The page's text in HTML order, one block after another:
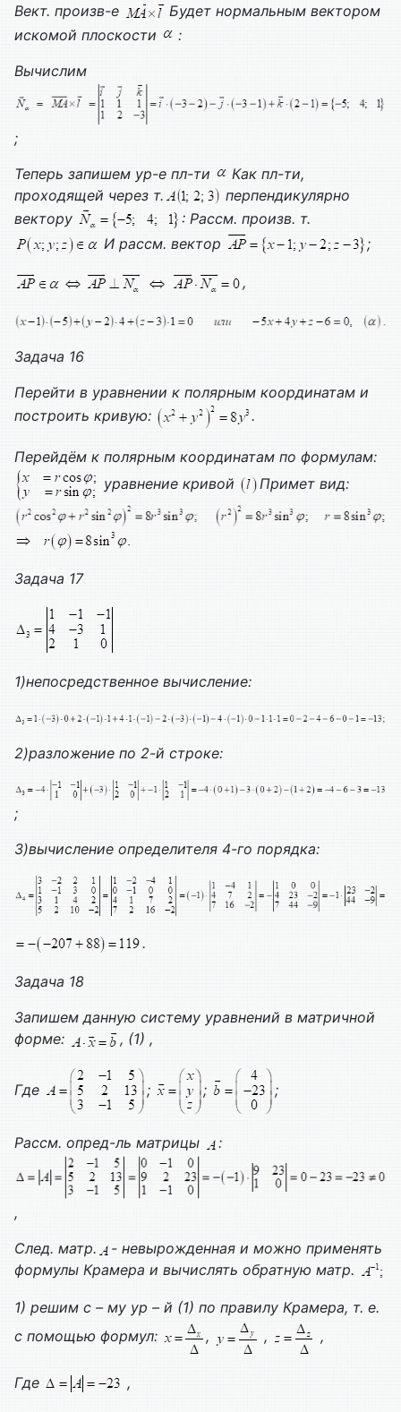
Вект. произв-е
Будет нормальным вектором
искомой плоскости
:
Вычислим
;
Теперь запишем ур-е пл-ти
Как пл-ти,
проходящей через т.
перпендикулярно
вектору
: Рассм. произв. т.
И рассм. вектор
;
,
Задача 16
Перейти в уравнении к полярным координатам и
построить кривую:
.
Перейдём к полярным координатам по формулам:
уравнение кривой
Примет вид:
Задача 17
1)непосредственное вычисление:
2)разложение по 2-й строке:
;
3)вычисление определителя 4-го порядка:
.
Задача 18
Запишем данную систему уравнений в матричной
форме:
, (1) ,
Где ; ; ;
Рассм. опред-ль матрицы :
,
След. матр.
- невырожденная и можно применять
формулы Крамера и вычислять обратную матр.
1) решим с – му ур – й (1) по правилу Крамера, т. е.
с помощью формул:
, , ,
Где ,